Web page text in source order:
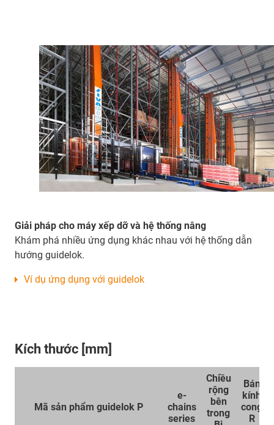
Giải pháp cho máy xếp dỡ và hệ thống nâng
Khám phá nhiều ứng dụng khác nhau với hệ thống dẫn
hướng guidelok.
Ví dụ ứng dụng với guidelok
Kích thước [mm]
Mã sản phẩm guidelok P
e-
chains
series
Chiều
rộng
bên
trong
Bán
kính
cong
R